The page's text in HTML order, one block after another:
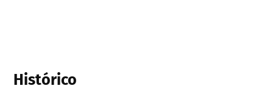
Histórico